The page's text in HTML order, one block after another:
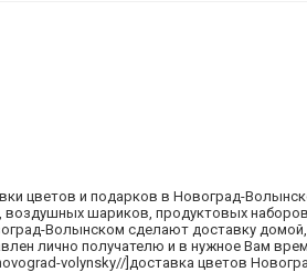
цветов и подарков в Новоград-
шариков, продуктовых
Волынском сделают доставку
лично получателю и в нужное Вам
volynsky//]доставка цветов